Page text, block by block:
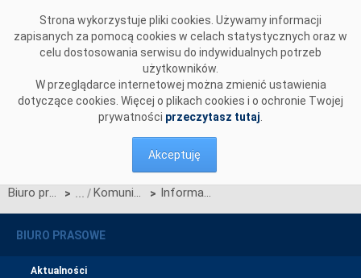
Strona wykorzystuje pliki cookies. Używamy informacji
zapisanych za pomocą cookies w celach statystycznych oraz w
celu dostosowania serwisu do indywidualnych potrzeb
użytkowników.
W przeglądarce internetowej można zmienić ustawienia
dotyczące cookies. Więcej o plikach cookies i o ochronie Twojej
prywatności przeczytasz tutaj
Akceptuję
Biuro prasowe > Komunikaty OSP > Informacja na temat publikacji oceny wystarczalności zasobów na poziomie krajowym zgodnie z art. 34a ust. 4 ustawy o rynku mocy
BIURO PRASOWE
Aktualności